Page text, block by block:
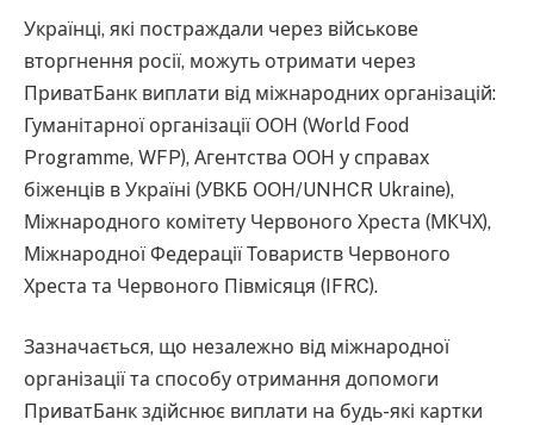
Українці, які постраждали через військове
вторгнення росії, можуть отримати через
ПриватБанк виплати від міжнародних організацій:
Гуманітарної організації ООН (World Food
Programme, WFP), Агентства ООН у справах
біженців в Україні (УВКБ ООН/UNHCR Ukraine),
Міжнародного комітету Червоного Хреста (МКЧХ),
Міжнародної Федерації Товариств Червоного
Хреста та Червоного Півмісяця (IFRC).
Зазначається, що незалежно від міжнародної
організації та способу отримання допомоги
ПриватБанк здійснює виплати на будь-які картки